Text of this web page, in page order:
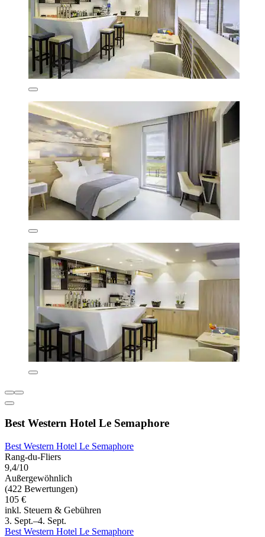
Best Western Hotel Le Semaphore
Best Western Hotel Le Semaphore
Rang-du-Fliers
9,4/10
Außergewöhnlich
(422 Bewertungen)
105 €
inkl. Steuern & Gebühren
3. Sept.–4. Sept.
Best Western Hotel Le Semaphore